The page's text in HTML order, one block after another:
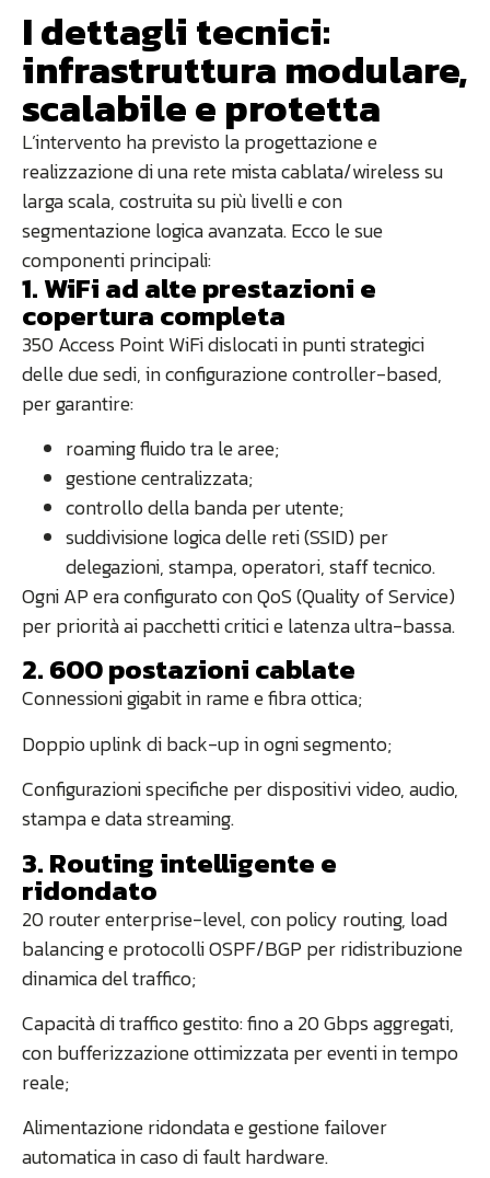
I dettagli tecnici:
infrastruttura modulare,
scalabile e protetta
L’intervento ha previsto la progettazione e
realizzazione di una rete mista cablata/wireless su
larga scala, costruita su più livelli e con
segmentazione logica avanzata. Ecco le sue
componenti principali:
1. WiFi ad alte prestazioni e
copertura completa
350 Access Point WiFi dislocati in punti strategici
delle due sedi, in configurazione controller-based,
per garantire:
roaming fluido tra le aree;
gestione centralizzata;
controllo della banda per utente;
suddivisione logica delle reti (SSID) per
delegazioni, stampa, operatori, staff tecnico.
Ogni AP era configurato con QoS (Quality of Service)
per priorità ai pacchetti critici e latenza ultra-bassa.
2. 600 postazioni cablate
Connessioni gigabit in rame e fibra ottica;
Doppio uplink di back-up in ogni segmento;
Configurazioni specifiche per dispositivi video, audio,
stampa e data streaming.
3. Routing intelligente e
ridondato
20 router enterprise-level, con policy routing, load
balancing e protocolli OSPF/BGP per ridistribuzione
dinamica del traffico;
Capacità di traffico gestito: fino a 20 Gbps aggregati,
con bufferizzazione ottimizzata per eventi in tempo
reale;
Alimentazione ridondata e gestione failover
automatica in caso di fault hardware.